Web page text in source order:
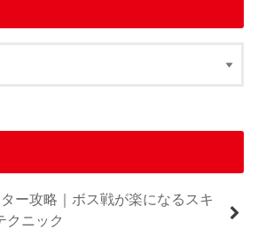
ー攻略｜ボス戦が楽になるスキ
クニック